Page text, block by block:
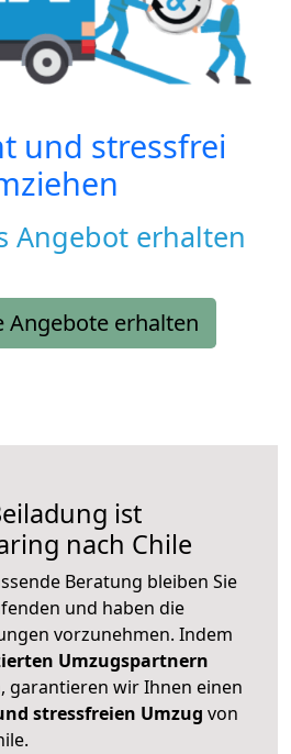
und stressfrei
Angebot erhalten
Angebote erhalten
ist
nach Chile
Beratung bleiben Sie
und haben die
vorzunehmen. Indem
Umzugspartnern
garantieren wir Ihnen einen
stressfreien Umzug von